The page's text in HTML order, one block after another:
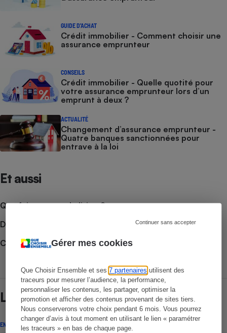
Gérer mes cookies
Que Choisir Ensemble et ses7 partenaires utilisent des
traceurs pour mesurer l’audience, la performance,
personnaliser les contenus, les partager, optimiser la
promotion et afficher des contenus provenant de sites tiers.
Nous conserverons votre choix pendant 6 mois. Vous pourrez
changer d’avis à tout moment en utilisant le lien « paramétrer
les traceurs » en bas de chaque page.
Continuer sans accepter
GUIDE D'ACHAT
Crédit immobilier - Comment choisir une
assurance emprunteur
CONSEILS
Crédit immobilier - Quelle quotité pour
votre assurance emprunteur lors d’un
emprunt à deux ?
ACTUALITÉ
Changement d’assurance emprunteur -
Quatre banques sanctionnées pour
entrave à la loi
Et aussi
Que faire en cas de litige ?
Découvrir le forum
Consulter nos Conseils
Lire aussi
ENQUÊTE